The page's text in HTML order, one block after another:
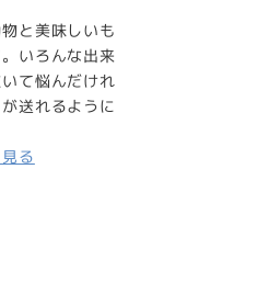
と美味しいも
いろんな出来
て悩んだけれ
送れるように
る